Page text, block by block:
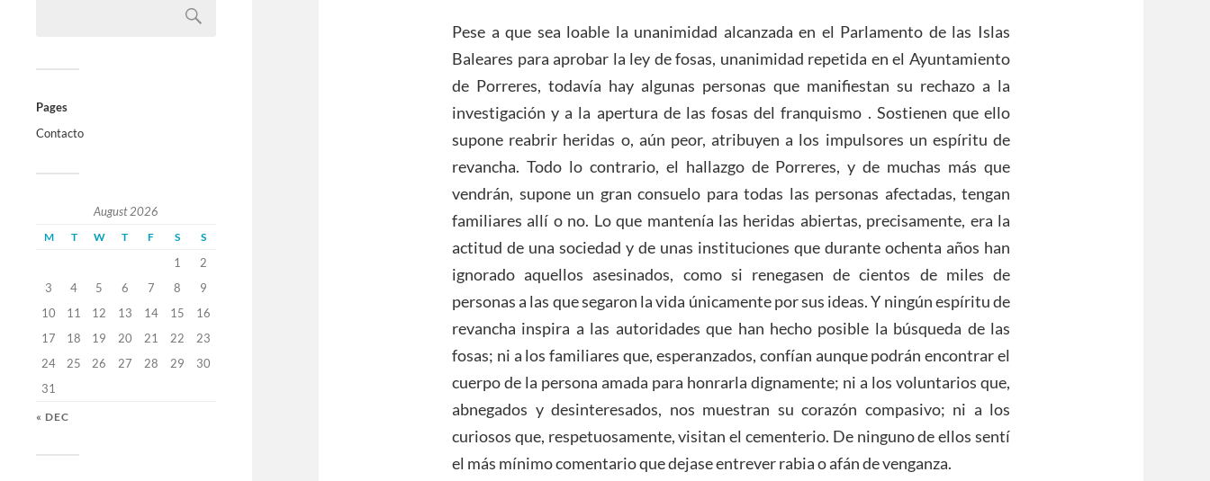
Pages
Contacto
August 2026
M T W T F S S
1
2
3
4 5 6 7 8
9
10
11 12 13 14 15
16
17
18 19 20 21 22
23
24
25 26 27 28 29
30
31
« DEC
Pese a que sea loable la unanimidad alcanzada en el Parlamento de las Islas
Baleares para aprobar la ley de fosas, unanimidad repetida en el Ayuntamiento
de Porreres, todavía hay algunas personas que manifiestan su rechazo a la
investigación y a la apertura de las fosas del franquismo . Sostienen que ello
supone reabrir heridas o, aún peor, atribuyen a los impulsores un espíritu de
revancha. Todo lo contrario, el hallazgo de Porreres, y de muchas más que
vendrán, supone un gran consuelo para todas las personas afectadas, tengan
familiares allí o no. Lo que mantenía las heridas abiertas, precisamente, era la
actitud de una sociedad y de unas instituciones que durante ochenta años han
ignorado aquellos asesinados, como si renegasen de cientos de miles de
personas a las que segaron la vida únicamente por sus ideas. Y ningún espíritu de
revancha inspira a las autoridades que han hecho posible la búsqueda de las
fosas; ni a los familiares que, esperanzados, confían aunque podrán encontrar el
cuerpo de la persona amada para honrarla dignamente; ni a los voluntarios que,
abnegados y desinteresados, nos muestran su corazón compasivo; ni a los
curiosos que, respetuosamente, visitan el cementerio. De ninguno de ellos sentí
el más mínimo comentario que dejase entrever rabia o afán de venganza.